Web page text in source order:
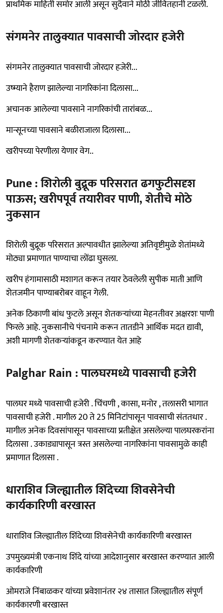
प्राथमिक माहिती समोर आली असून सुदैवाने मोठी जीवितहानी टळली.
संगमनेर तालुक्यात पावसाची जोरदार हजेरी
संगमनेर तालुक्यात पावसाची जोरदार हजेरी...
उष्म्याने हैराण झालेल्या नागरिकांना दिलासा...
अचानक आलेल्या पावसाने नागरिकांची तारांबळ...
मान्सूनच्या पावसाने बळीराजाला दिलासा...
खरीपच्या पेरणीला येणार वेग..
Pune : शिरोली बुद्रूक परिसरात ढगफुटीसदृश
पाऊस; खरीपपूर्व तयारीवर पाणी, शेतीचे मोठे
नुकसान
शिरोली बुद्रूक परिसरात अल्पावधीत झालेल्या अतिवृष्टीमुळे शेतांमध्ये
मोठ्या प्रमाणात पाण्याचा लोंढा घुसला.
खरीप हंगामासाठी मशागत करून तयार ठेवलेली सुपीक माती आणि
शेतजमीन पाण्याबरोबर वाहून गेली.
अनेक ठिकाणी बांध फुटले असून शेतकऱ्यांच्या मेहनतीवर अक्षरशः पाणी
फिरले आहे. नुकसानीचे पंचनामे करून तातडीने आर्थिक मदत द्यावी,
अशी मागणी शेतकऱ्यांकडून करण्यात येत आहे
Palghar Rain : पालघरमध्ये पावसाची हजेरी
पालघर मध्ये पावसाची हजेरी . चिंचणी , कासा, मनोर , तलासरी भागात
पावसाची हजेरी . मागील 20 ते 25 मिनिटांपासून पावसाची संततधार .
मागील अनेक दिवसांपासून पावसाच्या प्रतीक्षेत असलेल्या पालघरकरांना
दिलासा . उकाड्यापासून त्रस्त असलेल्या नागरिकांना पावसामुळे काही
प्रमाणात दिलासा .
धाराशिव जिल्ह्यातील शिंदेच्या शिवसेनेची
कार्यकारिणी बरखास्त
धाराशिव जिल्ह्यातील शिंदेच्या शिवसेनेची कार्यकारिणी बरखास्त
उपमुख्यमंत्री एकनाथ शिंदे यांच्या आदेशानुसार बरखास्त करण्यात आली
कार्यकारिणी
ओमराजे निंबाळकर यांच्या प्रवेशानंतर २४ तासात जिल्ह्यातील संपूर्ण
कार्यकारणी बरखास्त